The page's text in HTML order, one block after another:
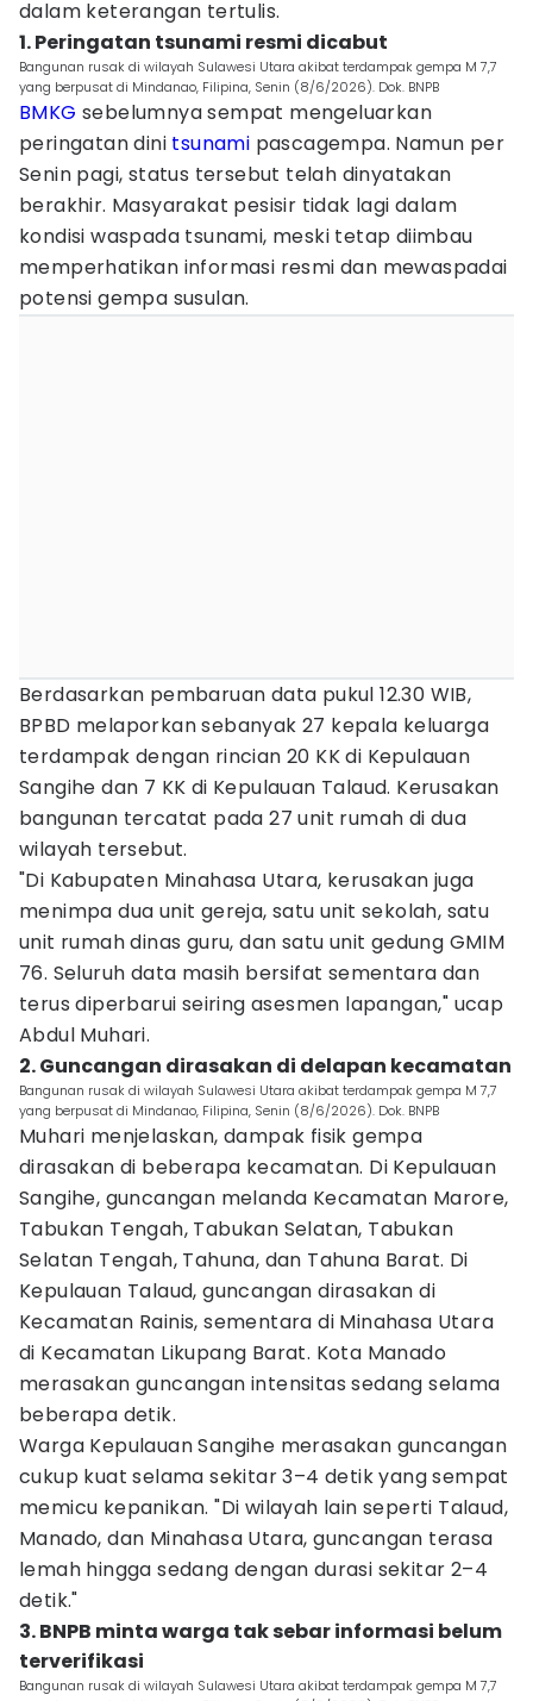
dalam keterangan tertulis.
1. Peringatan tsunami resmi dicabut
Bangunan rusak di wilayah Sulawesi Utara akibat terdampak gempa M 7,7
yang berpusat di Mindanao, Filipina, Senin (8/6/2026). Dok. BNPB
BMKG sebelumnya sempat mengeluarkan
peringatan dini tsunami pascagempa. Namun per
Senin pagi, status tersebut telah dinyatakan
berakhir. Masyarakat pesisir tidak lagi dalam
kondisi waspada tsunami, meski tetap diimbau
memperhatikan informasi resmi dan mewaspadai
potensi gempa susulan.
Berdasarkan pembaruan data pukul 12.30 WIB,
BPBD melaporkan sebanyak 27 kepala keluarga
terdampak dengan rincian 20 KK di Kepulauan
Sangihe dan 7 KK di Kepulauan Talaud. Kerusakan
bangunan tercatat pada 27 unit rumah di dua
wilayah tersebut.
"Di Kabupaten Minahasa Utara, kerusakan juga
menimpa dua unit gereja, satu unit sekolah, satu
unit rumah dinas guru, dan satu unit gedung GMIM
76. Seluruh data masih bersifat sementara dan
terus diperbarui seiring asesmen lapangan," ucap
Abdul Muhari.
2. Guncangan dirasakan di delapan kecamatan
Bangunan rusak di wilayah Sulawesi Utara akibat terdampak gempa M 7,7
yang berpusat di Mindanao, Filipina, Senin (8/6/2026). Dok. BNPB
Muhari menjelaskan, dampak fisik gempa
dirasakan di beberapa kecamatan. Di Kepulauan
Sangihe, guncangan melanda Kecamatan Marore,
Tabukan Tengah, Tabukan Selatan, Tabukan
Selatan Tengah, Tahuna, dan Tahuna Barat. Di
Kepulauan Talaud, guncangan dirasakan di
Kecamatan Rainis, sementara di Minahasa Utara
di Kecamatan Likupang Barat. Kota Manado
merasakan guncangan intensitas sedang selama
beberapa detik.
Warga Kepulauan Sangihe merasakan guncangan
cukup kuat selama sekitar 3–4 detik yang sempat
memicu kepanikan. "Di wilayah lain seperti Talaud,
Manado, dan Minahasa Utara, guncangan terasa
lemah hingga sedang dengan durasi sekitar 2–4
detik."
3. BNPB minta warga tak sebar informasi belum
terverifikasi
Bangunan rusak di wilayah Sulawesi Utara akibat terdampak gempa M 7,7